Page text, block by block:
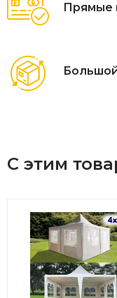
Прямые
С этим